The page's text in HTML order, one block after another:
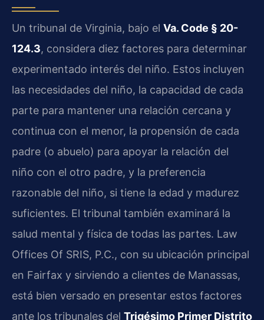
Un tribunal de Virginia, bajo el Va. Code § 20-
124.3, considera diez factores para determinar
experimentado interés del niño. Estos incluyen
las necesidades del niño, la capacidad de cada
parte para mantener una relación cercana y
continua con el menor, la propensión de cada
padre (o abuelo) para apoyar la relación del
niño con el otro padre, y la preferencia
razonable del niño, si tiene la edad y madurez
suficientes. El tribunal también examinará la
salud mental y física de todas las partes. Law
Offices Of SRIS, P.C., con su ubicación principal
en Fairfax y sirviendo a clientes de Manassas,
está bien versado en presentar estos factores
ante los tribunales del Trigésimo Primer Distrito